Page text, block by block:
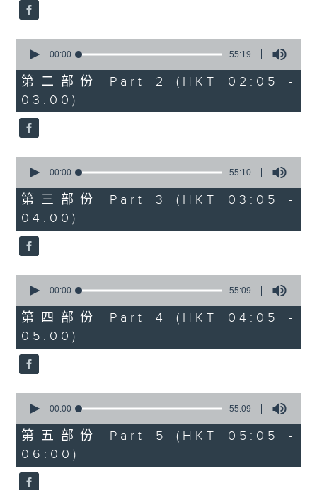
seconds
55
minutes,
19
seconds
00:00 55:19
第二部份 Part 2 (HKT 02:05 -
03:00)
seconds
55
minutes,
10
seconds
00:00 55:10
第三部份 Part 3 (HKT 03:05 -
04:00)
seconds
55
minutes,
9
seconds
00:00 55:09
第四部份 Part 4 (HKT 04:05 -
05:00)
seconds
55
minutes,
9
seconds
00:00 55:09
第五部份 Part 5 (HKT 05:05 -
06:00)